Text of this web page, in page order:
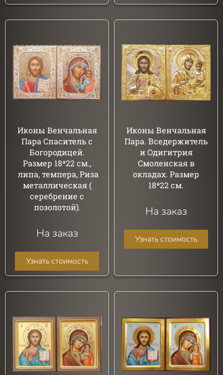
Иконы Венчальная
Пара Спаситель с
Богородицей.
Размер 18*22 см.,
липа, темпера, Риза
металлическая (
серебрение с
позолотой).
На заказ
Узнать стоимость
Иконы Венчальная
Пара. Вседержитель
и Одигитрия
Смоленская в
окладах. Размер
18*22 см.
На заказ
Узнать стоимость